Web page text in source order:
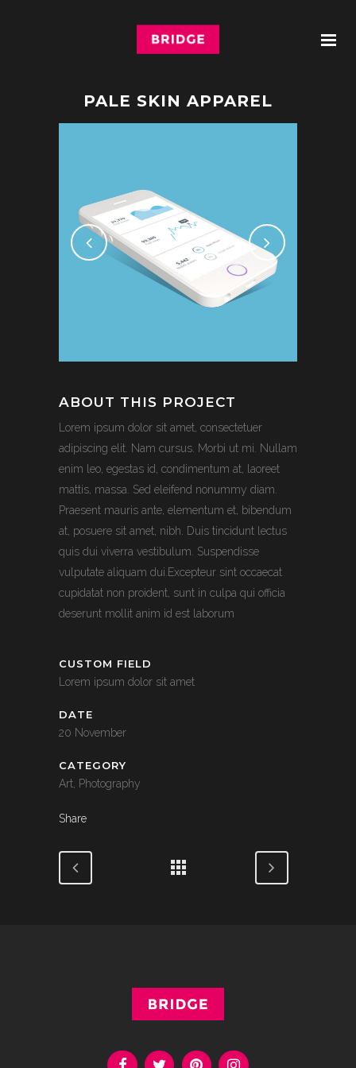
PALE SKIN APPAREL
ABOUT THIS PROJECT
Lorem ipsum dolor sit amet, consectetuer
adipiscing elit. Nam cursus. Morbi ut mi. Nullam
enim leo, egestas id, condimentum at, laoreet
mattis, massa. Sed eleifend nonummy diam.
Praesent mauris ante, elementum et, bibendum
at, posuere sit amet, nibh. Duis tincidunt lectus
quis dui viverra vestibulum. Suspendisse
vulputate aliquam dui.Excepteur sint occaecat
cupidatat non proident, sunt in culpa qui officia
deserunt mollit anim id est laborum
CUSTOM FIELD
Lorem ipsum dolor sit amet
DATE
20 November
CATEGORY
Art, Photography
Share